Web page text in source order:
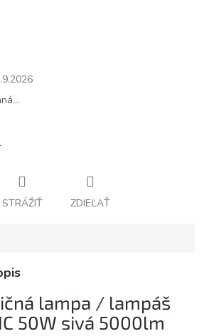
STRÁŽIŤ ZDIEĽAŤ
lampa / lampáš
50W sivá 5000lm